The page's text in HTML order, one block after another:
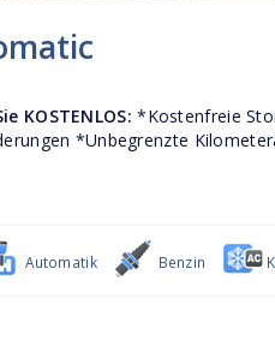
KOSTENLOS: *Kostenfreie
*Unbegrenzte
Automatik Benzin